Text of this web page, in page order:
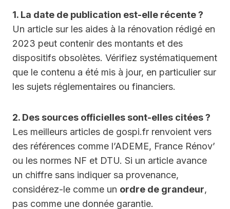
1. La date de publication est-elle récente ?
Un article sur les aides à la rénovation rédigé en
2023 peut contenir des montants et des
dispositifs obsolètes. Vérifiez systématiquement
que le contenu a été mis à jour, en particulier sur
les sujets réglementaires ou financiers.
2. Des sources officielles sont-elles citées ?
Les meilleurs articles de gospi.fr renvoient vers
des références comme l’ADEME, France Rénov’
ou les normes NF et DTU. Si un article avance
un chiffre sans indiquer sa provenance,
considérez-le comme un ordre de grandeur,
pas comme une donnée garantie.